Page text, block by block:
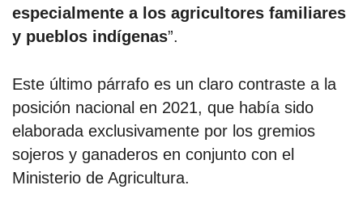
especialmente a los agricultores familiares
y pueblos indígenas”.
Este último párrafo es un claro contraste a la
posición nacional en 2021, que había sido
elaborada exclusivamente por los gremios
sojeros y ganaderos en conjunto con el
Ministerio de Agricultura.